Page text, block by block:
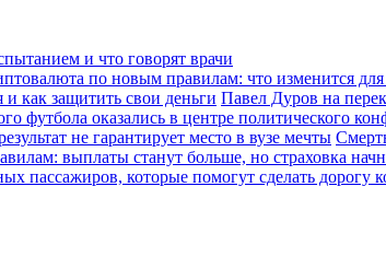
и что говорят врачи
по новым правилам: что изменится для
как защитить свои деньги Павел Дуров на
футбола оказались в центре политического
не гарантирует место в вузе мечты
выплаты станут больше, но страховка
пассажиров, которые помогут сделать дорогу